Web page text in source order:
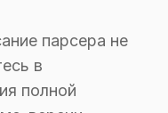
парсера не
в
полной